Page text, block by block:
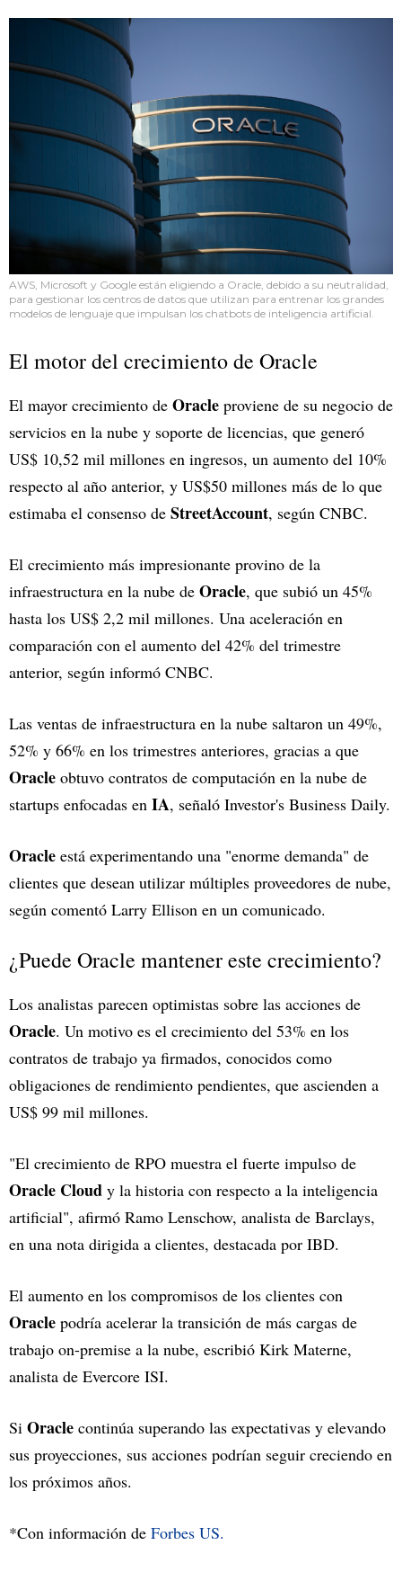
AWS, Microsoft y Google están eligiendo a Oracle, debido a su neutralidad,
para gestionar los centros de datos que utilizan para entrenar los grandes
modelos de lenguaje que impulsan los chatbots de inteligencia artificial.
El motor del crecimiento de Oracle
El mayor crecimiento de Oracle proviene de su negocio de
servicios en la nube y soporte de licencias, que generó
US$ 10,52 mil millones en ingresos, un aumento del 10%
respecto al año anterior, y US$50 millones más de lo que
estimaba el consenso de StreetAccount, según CNBC.
El crecimiento más impresionante provino de la
infraestructura en la nube de Oracle, que subió un 45%
hasta los US$ 2,2 mil millones. Una aceleración en
comparación con el aumento del 42% del trimestre
anterior, según informó CNBC.
Las ventas de infraestructura en la nube saltaron un 49%,
52% y 66% en los trimestres anteriores, gracias a que
Oracle obtuvo contratos de computación en la nube de
startups enfocadas en IA, señaló Investor's Business Daily.
Oracle está experimentando una "enorme demanda" de
clientes que desean utilizar múltiples proveedores de nube,
según comentó Larry Ellison en un comunicado.
¿Puede Oracle mantener este crecimiento?
Los analistas parecen optimistas sobre las acciones de
Oracle. Un motivo es el crecimiento del 53% en los
contratos de trabajo ya firmados, conocidos como
obligaciones de rendimiento pendientes, que ascienden a
US$ 99 mil millones.
"El crecimiento de RPO muestra el fuerte impulso de
Oracle Cloud y la historia con respecto a la inteligencia
artificial", afirmó Ramo Lenschow, analista de Barclays,
en una nota dirigida a clientes, destacada por IBD.
El aumento en los compromisos de los clientes con
Oracle podría acelerar la transición de más cargas de
trabajo on-premise a la nube, escribió Kirk Materne,
analista de Evercore ISI.
Si Oracle continúa superando las expectativas y elevando
sus proyecciones, sus acciones podrían seguir creciendo en
los próximos años.
*Con información de Forbes US.